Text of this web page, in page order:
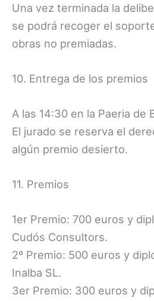
Una vez terminada la
se podrá recoger el
obras no premiadas.
10. Entrega de los premios
A las 14:30 en la Paeria de
El jurado se reserva el
algún premio desierto.
11. Premios
1er Premio: 700 euros y
Cudós Consultors.
2º Premio: 500 euros y
Inalba SL.
3er Premio: 300 euros y